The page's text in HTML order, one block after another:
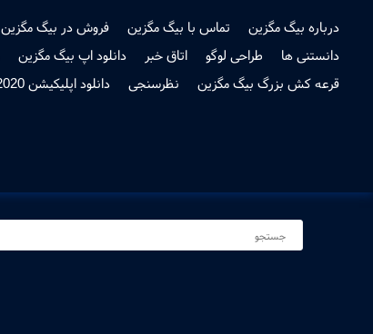
درباره بیگ مگزین تماس با بیگ مگزین فروش در بیگ مگزین
دانستنی ها
طراحی لوگو اتاق خبر دانلود اپ بیگ مگزین
قرعه کش بزرگ بیگ مگزین
نظرسنجی دانلود اپلیکیشن 2020 مخابرات استان اصفهان